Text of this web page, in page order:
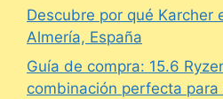
Descubre por qué Karcher
Almería, España
Guía de compra: 15.6
combinación perfecta